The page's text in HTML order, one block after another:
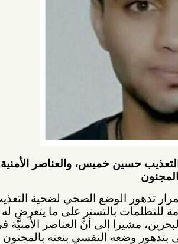
خميس، والعناصر الأمنية تتسلى
الوضع الصحي لضحية التعذيب
بالتستر على ما يتعرض له من
إلى أنَّ العناصر الأمنيَّة في
النفسي بنعته بالمجنون